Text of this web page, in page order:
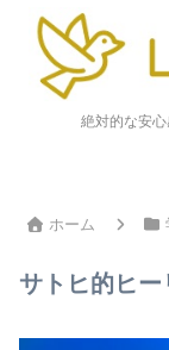
絶対的な安
ホーム
サトヒ的ヒー